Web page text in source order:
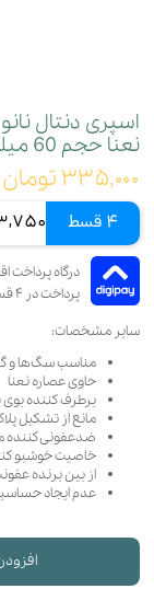
اسپری دنتال
نعنا حجم 60 میلی لیتر
۳۳۵,۰۰۰ تومان
4 قسط 83,750
سایر مشخصات:
مناسب سگ‌ها و
حاوی عصاره نعنا
برطرف کننده
مانع از تشکیل
ضدعفونی کننده
خاصیت خوشبو
از بین برنده
عدم ایجاد